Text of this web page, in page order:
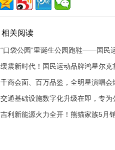
相关阅读
“口袋公园”里诞生公园跑鞋——国民
缓震新时代！国民运动品牌鸿星尔克
千商会面、百万品鉴，全明星演唱会
交通基础设施数字化升级在即，专为
吉利新能源火力全开！熊猫家族5月